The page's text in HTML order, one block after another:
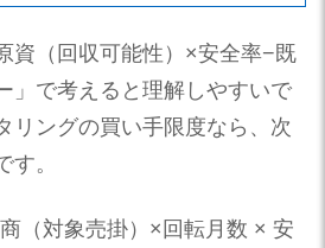
資（回収可能性）×安全率−既
」で考えると理解しやすいで
リングの買い手限度なら、次
。
（対象売掛）×回転月数 × 安